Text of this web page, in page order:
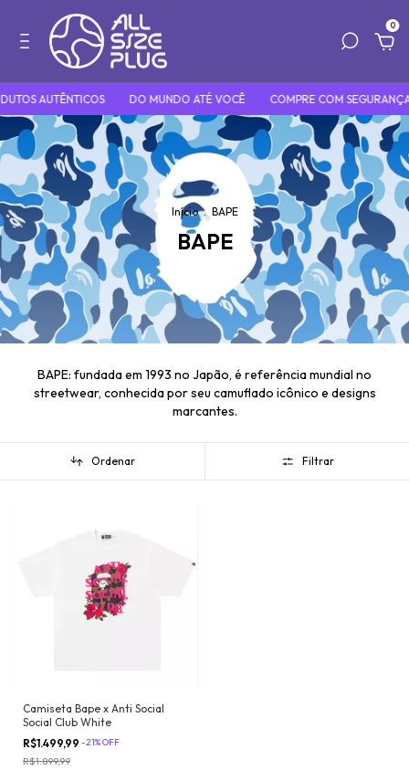
0
AUTÊNTICOS DO MUNDO ATÉ VOCÊ COMPRE COM
Início . BAPE
BAPE
BAPE: fundada em 1993 no Japão, é referência mundial no
streetwear, conhecida por seu camuflado icônico e designs
marcantes.
Ordenar Filtrar
Camiseta Bape x Anti Social
Social Club White
R$1.499,99 -21%OFF
R$1.899,99